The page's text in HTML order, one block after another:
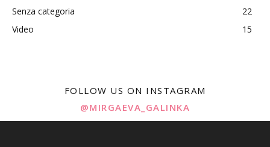
Senza categoria
22
Video
15
FOLLOW US ON INSTAGRAM
@MIRGAEVA_GALINKA